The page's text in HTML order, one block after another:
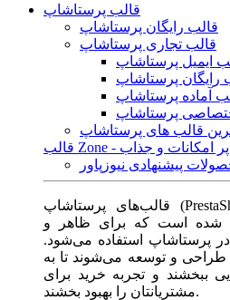
قالب پرستاشاپ
قالب رایگان پرستاشاپ
قالب تجاری پرستاشاپ
ایمیل پرستاشاپ
رایگان پرستاشاپ
آماده پرستاشاپ
پرستاشاپ
قالب های پرستاشاپ
قالب Zone - پر امکانات و جذاب
پیشنهادی نیوزپاور
قالب‌های پرستاشاپ (PrestaShop themes) مجموعه‌ای از
شده است که برای ظاهر و
پرستاشاپ استفاده می‌شود.
و توسعه می‌شوند تا به
ببخشند و تجربه خرید برای
مشتریانتان را بهبود بخشند.